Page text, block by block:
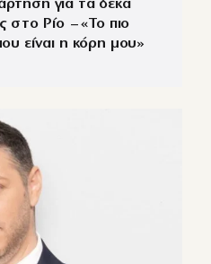
για τα δέκα
στο Ρίο – «Το πιο
είναι η κόρη μου»